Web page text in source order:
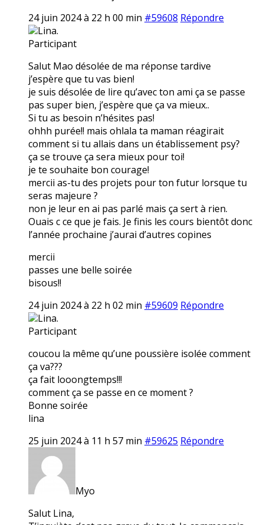
24 juin 2024 à 22 h 00 min #59608 Répondre
Lina.
Participant
Salut Mao désolée de ma réponse tardive
j’espère que tu vas bien!
je suis désolée de lire qu’avec ton ami ça se passe
pas super bien, j’espère que ça va mieux..
Si tu as besoin n’hésites pas!
ohhh purée!! mais ohlala ta maman réagirait
comment si tu allais dans un établissement psy?
ça se trouve ça sera mieux pour toi!
je te souhaite bon courage!
mercii as-tu des projets pour ton futur lorsque tu
seras majeure ?
non je leur en ai pas parlé mais ça sert à rien.
Ouais c ce que je fais. Je finis les cours bientôt donc
l’année prochaine j’aurai d’autres copines
mercii
passes une belle soirée
bisous!!
24 juin 2024 à 22 h 02 min #59609 Répondre
Lina.
Participant
coucou la même qu’une poussière isolée comment
ça va???
ça fait looongtemps!!!
comment ça se passe en ce moment ?
Bonne soirée
lina
25 juin 2024 à 11 h 57 min #59625 Répondre
Myo
Salut Lina,